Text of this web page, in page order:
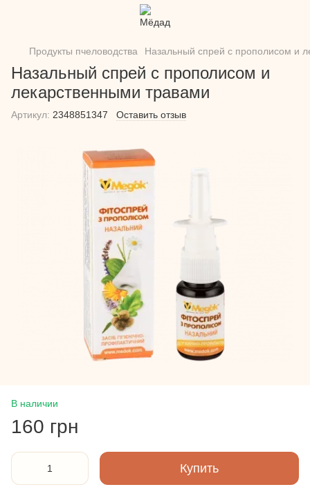
Продукты пчеловодства Назальный спрей с прополисом и
Назальный спрей с прополисом и
лекарственными травами
Артикул: 2348851347 Оставить отзыв
В наличии
160 грн
Купить